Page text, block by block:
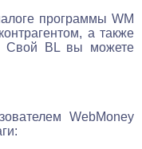
программы WM
а также
Свой BL вы можете
WebMoney